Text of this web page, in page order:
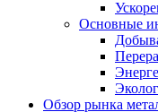
Основные
Обзор рынка